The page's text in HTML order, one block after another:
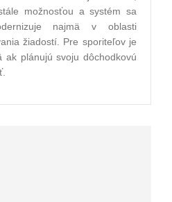
možnosťou a systém sa
najmä v oblasti
žiadostí. Pre sporiteľov je
ak plánujú svoju dôchodkovú